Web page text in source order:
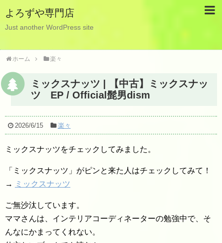
よろずや専門店
Just another WordPress site
ホーム 楽々
ミックスナッツ | 【中古】ミックスナッ
ツ EP / Official髭男dism
2026/6/15 楽々
ミックスナッツをチェックしてみました。
「ミックスナッツ」がピンと来た人はチェックしてみて！
→
ミックスナッツ
ご無沙汰しています。
ママさんは、インテリアコーディネーターの勉強中で、そ
んなにかまってくれない。